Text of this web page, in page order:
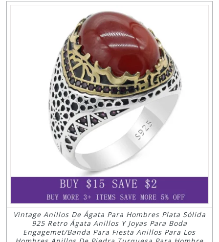
Vintage Anillos De Ágata Para Hombres Plata Sólida
925 Retro Ágata Anillos Y Joyas Para Boda
Engagemet/banda Para Fiesta Anillos Para Los